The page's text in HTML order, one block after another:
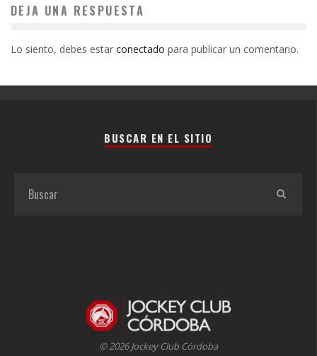
DEJA UNA RESPUESTA
Lo siento, debes estar conectado para publicar un comentario.
BUSCAR EN EL SITIO
© 2026 Jockey Club Córdoba